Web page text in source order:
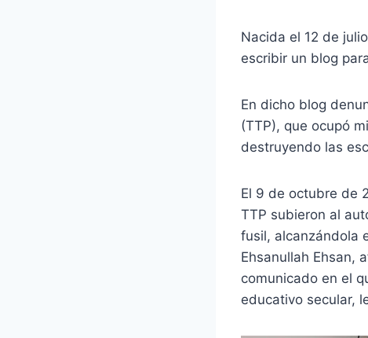
Nacida el 12 de
escribir un blog
En dicho blog
(TTP), que ocupó
destruyendo las
El 9 de octubre de
TTP subieron al
fusil, alcanzándola
Ehsanullah Ehsan,
comunicado en el
educativo secular,